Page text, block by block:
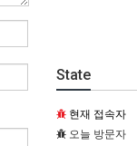
State
현재 접속자
오늘 방문자